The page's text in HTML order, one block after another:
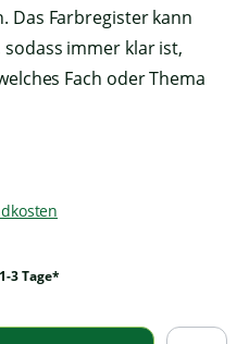
Das Farbregister kann
immer klar ist,
Fach oder Thema
3 Tage*